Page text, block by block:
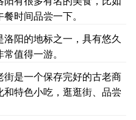
时间品尝一下。
阳的地标之一，具有悠久
值得一游。
是一个保存完好的古老商
特色小吃，逛逛街、品尝